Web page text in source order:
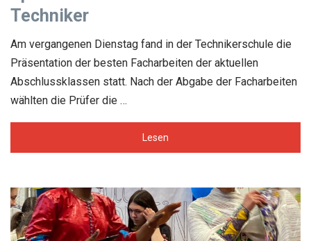
Techniker
Am vergangenen Dienstag fand in der Technikerschule die
Präsentation der besten Facharbeiten der aktuellen
Abschlussklassen statt. Nach der Abgabe der Facharbeiten
wählten die Prüfer die …
Lesen